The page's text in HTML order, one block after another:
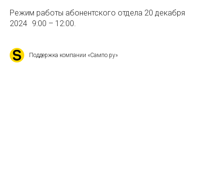
Режим работы абонентского отдела 20 декабря
2024 9:00 – 12:00.
Поддержка компании «Сампо.ру»